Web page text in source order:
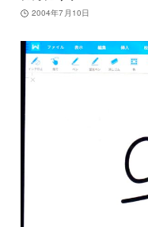
2004年7月10日